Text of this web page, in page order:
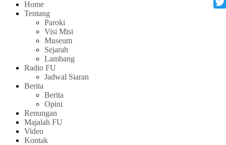
Home
Tentang
Paroki
Visi Misi
Museum
Sejarah
Lambang
Radio FU
Jadwal Siaran
Berita
Berita
Opini
Renungan
Majalah FU
Video
Kontak